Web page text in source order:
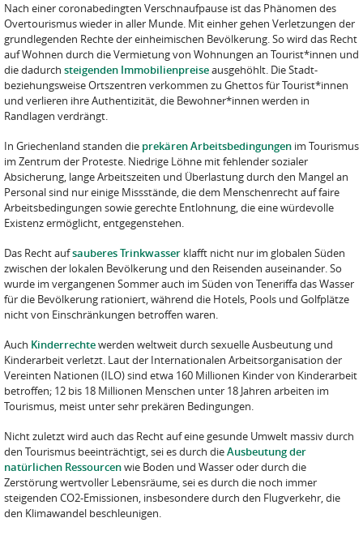
Nach einer coronabedingten Verschnaufpause ist das Phänomen des
Overtourismus wieder in aller Munde. Mit einher gehen Verletzungen der
grundlegenden Rechte der einheimischen Bevölkerung. So wird das Recht
auf Wohnen durch die Vermietung von Wohnungen an Tourist*innen und
die dadurch steigenden Immobilienpreiseausgehöhlt. Die Stadt-
beziehungsweise Ortszentren verkommen zu Ghettos für Tourist*innen
und verlieren ihre Authentizität, die Bewohner*innen werden in
Randlagen verdrängt.
In Griechenland standen die prekären Arbeitsbedingungen im Tourismus
im Zentrum der Proteste. Niedrige Löhne mit fehlender sozialer
Absicherung, lange Arbeitszeiten und Überlastung durch den Mangel an
Personal sind nur einige Missstände, die dem Menschen­recht auf faire
Arbeitsbedingungen sowie gerechte Entlohnung, die eine würdevolle
Existenz ermöglicht, entgegenstehen.
Das Recht aufsauberes Trinkwasser klafft nicht nur im globalen Süden
zwischen der lokalen Bevölkerung und den Reisenden auseinander. So
wurde im vergangenen Sommer auch im Süden von Teneriffa das Wasser
für die Bevölkerung rationiert, während die Hotels, Pools und Golfplätze
nicht von Einschränkungen betroffen waren.
Auch Kinderrechtewerden weltweit durch sexuelle Ausbeutung und
Kinderarbeit verletzt. Laut der Internationalen Arbeitsorganisation der
Vereinten Nationen (ILO) sind etwa 160 Millionen Kinder von Kinderarbeit
betroffen; 12 bis 18 Millionen Menschen unter 18 Jahren arbeiten im
Tourismus, meist unter sehr prekären Bedingungen.
Nicht zuletzt wird auch das Recht auf eine gesunde Umwelt massiv durch
den Tourismus beeinträchtigt, sei es durch dieAusbeutung der
natürlichen Ressourcenwie Boden und Wasser oder durch die
Zerstörung wertvoller Lebensräume, sei es durch die noch immer
steigenden CO2-Emissionen, insbesondere durch den Flugverkehr, die
den Klimawandel beschleunigen.